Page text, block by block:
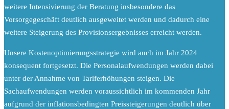
weitere Intensivierung der Beratung insbesondere das
Vorsorgegeschäft deutlich ausgeweitet werden und dadurch eine
weitere Steigerung des Provisionsergebnisses erreicht werden.
Unsere Kostenoptimierungsstrategie wird auch im Jahr 2024
konsequent fortgesetzt. Die Personalaufwendungen werden dabei
unter der Annahme von Tariferhöhungen steigen. Die
Sachaufwendungen werden voraussichtlich im kommenden Jahr
aufgrund der inflationsbedingten Preissteigerungen deutlich über